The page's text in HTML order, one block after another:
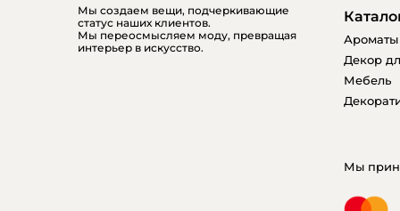
Еще
Мы создаем вещи, подчеркивающие
статус наших клиентов.
Мы переосмысляем моду, превращая
интерьер в искусство.
Декор
Мебель
Мы